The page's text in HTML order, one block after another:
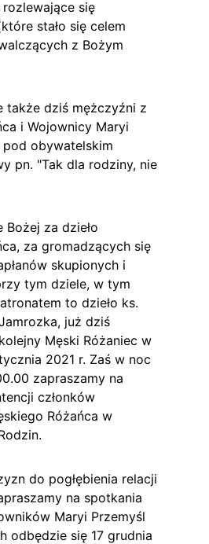
się
stało się celem
z Bożym
także dziś mężczyźni z
i Wojownicy Maryi
obywatelskim
pn. "Tak dla rodziny, nie
Bożej za dzieło
za gromadzących się
skupionych i
tym dziele, w tym
to dzieło ks.
już dziś
Męski Różaniec w
2021 r. Zaś w noc
zapraszamy na
członków
Różańca w
do pogłębienia relacji
na spotkania
Maryi Przemyśl
odbędzie się 17 grudnia